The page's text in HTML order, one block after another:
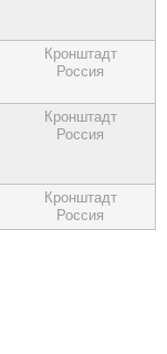
Кронштадт
Россия
Кронштадт
Россия
Кронштадт
Россия